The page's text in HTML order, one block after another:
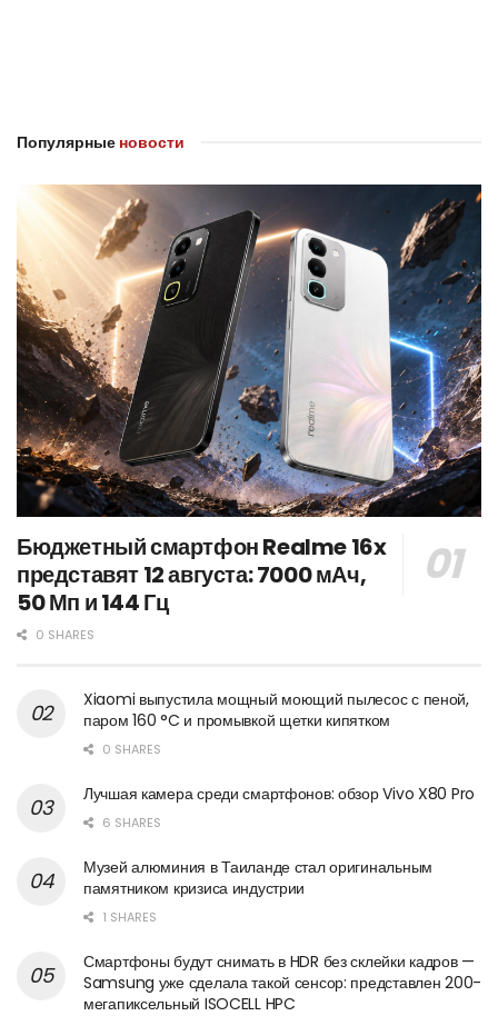
Популярные новости
Бюджетный смартфон Realme 16x
представят 12 августа: 7000 мАч,
50 Мп и 144 Гц
0 SHARES
Xiaomi выпустила мощный моющий пылесос с пеной,
паром 160 °C и промывкой щетки кипятком
0 SHARES
Лучшая камера среди смартфонов: обзор Vivo X80 Pro
6 SHARES
Музей алюминия в Таиланде стал оригинальным
памятником кризиса индустрии
1 SHARES
Смартфоны будут снимать в HDR без склейки кадров —
Samsung уже сделала такой сенсор: представлен 200-
мегапиксельный ISOCELL HPC